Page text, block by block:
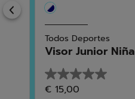
Previous
Todos Deportes
Visor Junior Niña
0.0
de
€ 15,00